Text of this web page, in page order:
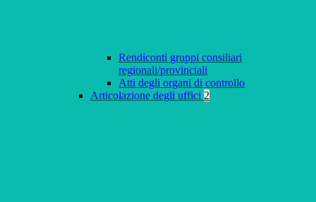
Rendiconti gruppi consiliari
regionali/provinciali
Atti degli organi di controllo
Articolazione degli uffici 2